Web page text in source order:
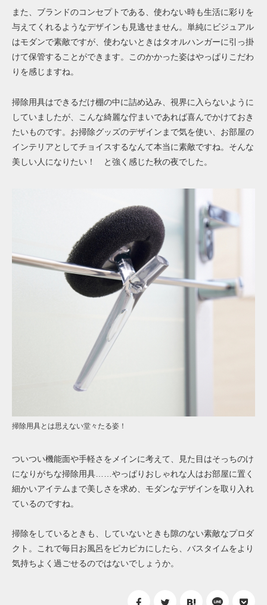
また、ブランドのコンセプトである、使わない時も生活に彩りを
与えてくれるようなデザインも見逃せません。単純にビジュアル
はモダンで素敵ですが、使わないときはタオルハンガーに引っ掛
けて保管することができます。このかかった姿はやっぱりこだわ
りを感じますね。
掃除用具はできるだけ棚の中に詰め込み、視界に入らないように
していましたが、こんな綺麗な佇まいであれば喜んでかけておき
たいものです。お掃除グッズのデザインまで気を使い、お部屋の
インテリアとしてチョイスするなんて本当に素敵ですね。そんな
美しい人になりたい！ と強く感じた秋の夜でした。
掃除用具とは思えない堂々たる姿！
ついつい機能面や手軽さをメインに考えて、見た目はそっちのけ
になりがちな掃除用具……やっぱりおしゃれな人はお部屋に置く
細かいアイテムまで美しさを求め、モダンなデザインを取り入れ
ているのですね。
掃除をしているときも、していないときも隙のない素敵なプロダ
クト。これで毎日お風呂をピカピカにしたら、バスタイムをより
気持ちよく過ごせるのではないでしょうか。